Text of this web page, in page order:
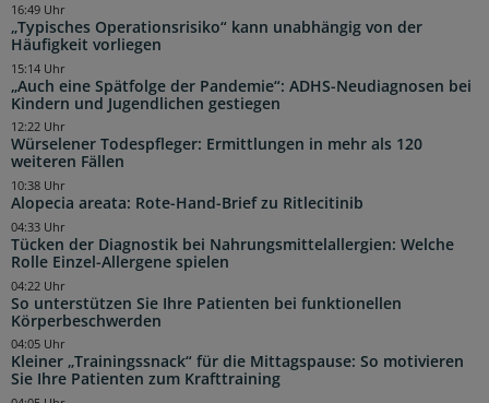
„Typisches Operationsrisiko“ kann unabhängig von der
Häufigkeit vorliegen
16:49 Uhr
„Auch eine Spätfolge der Pandemie“: ADHS-Neudiagnosen bei
Kindern und Jugendlichen gestiegen
15:14 Uhr
Würselener Todespfleger: Ermittlungen in mehr als 120
weiteren Fällen
12:22 Uhr
Alopecia areata: Rote-Hand-Brief zu Ritlecitinib
10:38 Uhr
Tücken der Diagnostik bei Nahrungsmittelallergien: Welche
Rolle Einzel-Allergene spielen
04:33 Uhr
So unterstützen Sie Ihre Patienten bei funktionellen
Körperbeschwerden
04:22 Uhr
Kleiner „Trainingssnack“ für die Mittagspause: So motivieren
Sie Ihre Patienten zum Krafttraining
04:05 Uhr